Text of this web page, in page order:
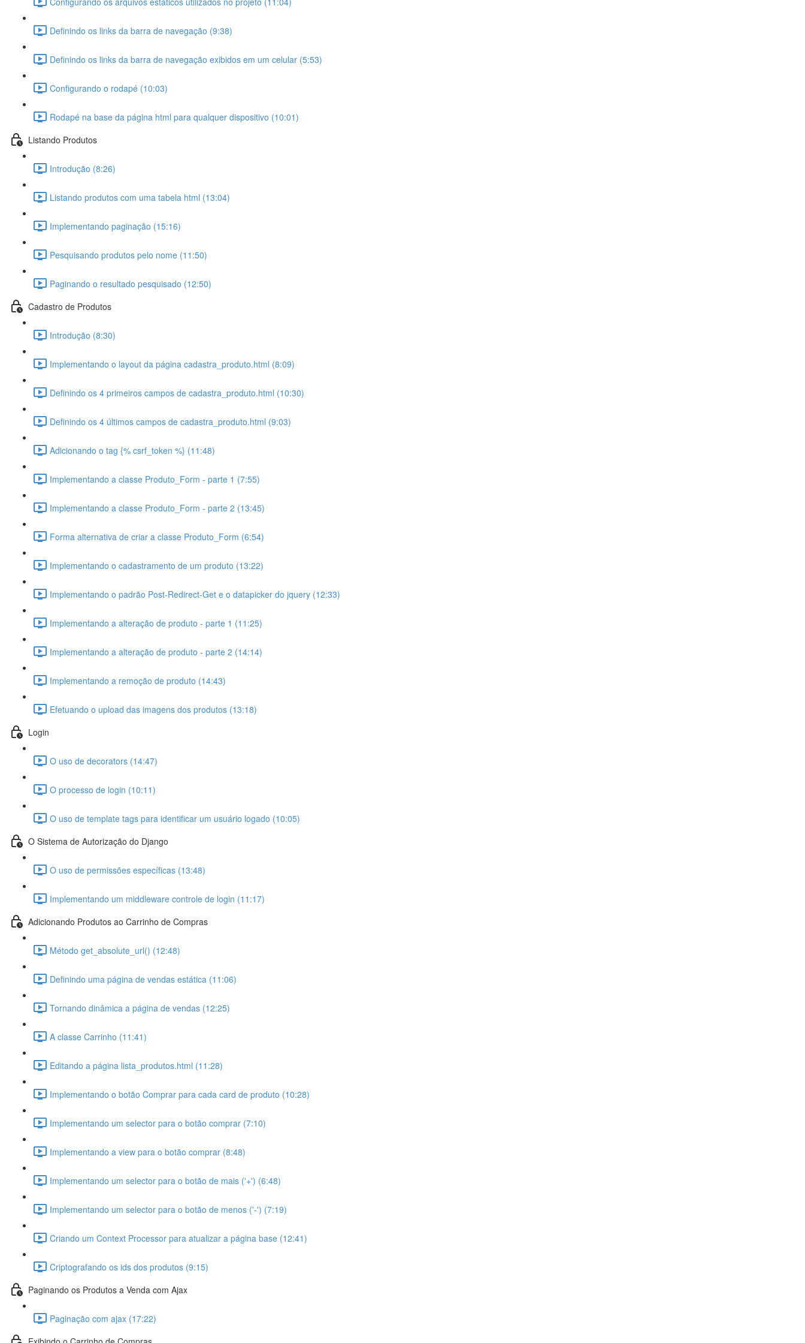
Definindo os links da barra de navegação (9:38)
Definindo os links da barra de navegação exibidos em um celular (5:53)
Configurando o rodapé (10:03)
Rodapé na base da página html para qualquer dispositivo (10:01)
Listando Produtos
Introdução (8:26)
Listando produtos com uma tabela html (13:04)
Implementando paginação (15:16)
Pesquisando produtos pelo nome (11:50)
Paginando o resultado pesquisado (12:50)
Cadastro de Produtos
Introdução (8:30)
Implementando o layout da página cadastra_produto.html (8:09)
Definindo os 4 primeiros campos de cadastra_produto.html (10:30)
Definindo os 4 últimos campos de cadastra_produto.html (9:03)
Adicionando o tag {% csrf_token %} (11:48)
Implementando a classe Produto_Form - parte 1 (7:55)
Implementando a classe Produto_Form - parte 2 (13:45)
Forma alternativa de criar a classe Produto_Form (6:54)
Implementando o cadastramento de um produto (13:22)
Implementando o padrão Post-Redirect-Get e o datapicker do jquery (12:33)
Implementando a alteração de produto - parte 1 (11:25)
Implementando a alteração de produto - parte 2 (14:14)
Implementando a remoção de produto (14:43)
Efetuando o upload das imagens dos produtos (13:18)
Login
O uso de decorators (14:47)
O processo de login (10:11)
O uso de template tags para identificar um usuário logado (10:05)
O Sistema de Autorização do Django
O uso de permissões específicas (13:48)
Implementando um middleware controle de login (11:17)
Adicionando Produtos ao Carrinho de Compras
Método get_absolute_url() (12:48)
Definindo uma página de vendas estática (11:06)
Tornando dinâmica a página de vendas (12:25)
A classe Carrinho (11:41)
Editando a página lista_produtos.html (11:28)
Implementando o botão Comprar para cada card de produto (10:28)
Implementando um selector para o botão comprar (7:10)
Implementando a view para o botão comprar (8:48)
Implementando um selector para o botão de mais ('+') (6:48)
Implementando um selector para o botão de menos ('-') (7:19)
Criando um Context Processor para atualizar a página base (12:41)
Criptografando os ids dos produtos (9:15)
Paginando os Produtos a Venda com Ajax
Paginação com ajax (17:22)